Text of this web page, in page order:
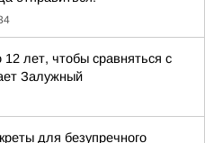
12 лет, чтобы сравняться с
Залужный
для безупречного